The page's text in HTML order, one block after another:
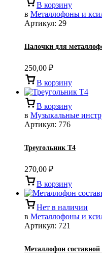
В корзину
в Металлофоны и
Артикул: 29
Палочки для
250,00 ₽
В корзину
В корзину
в Музыкальные
Артикул: 776
Треугольник Т4
270,00 ₽
В корзину
Нет в наличии
в Металлофоны и
Артикул: 721
Металлофон